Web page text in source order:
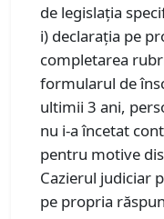
de legislația
i) declarația pe
completarea
formularul de
ultimii 3 ani,
nu i-a încetat
pentru motive
Cazierul judiciar
pe propria